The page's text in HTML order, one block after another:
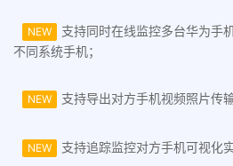
NEW
支持同时在线监控多台华为手
不同系统手机；
NEW 支持导出对方手机视频照片传
NEW 支持追踪监控对方手机可视化